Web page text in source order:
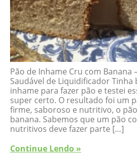
Pão de Inhame Cru com Banana
Saudável de Liquidificador Tinha
inhame para fazer pão e testei
super certo. O resultado foi um
firme, saboroso e nutritivo, o
banana. Sabemos que um pão
nutritivos deve fazer parte […]
Continue Lendo »